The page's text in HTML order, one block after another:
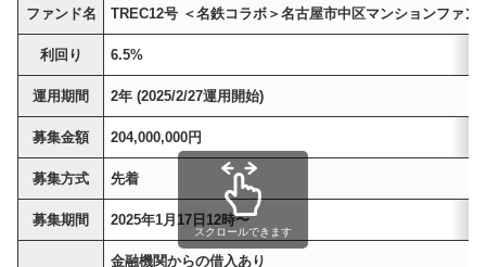
ファンド名 TREC12号 ＜名鉄コラボ＞名古屋市中区マンションファン
利回り 6.5%
運用期間 2年 (2025/2/27運用開始)
募集金額 204,000,000円
募集方式 先着
募集期間 2025年1月17日12時〜
金融機関からの借入あり
スクロールできます